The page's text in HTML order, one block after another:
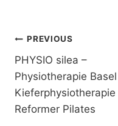
Post
navigation
PREVIOUS
PHYSIO silea –
Physiotherapie Basel |
Kieferphysiotherapie |
Reformer Pilates